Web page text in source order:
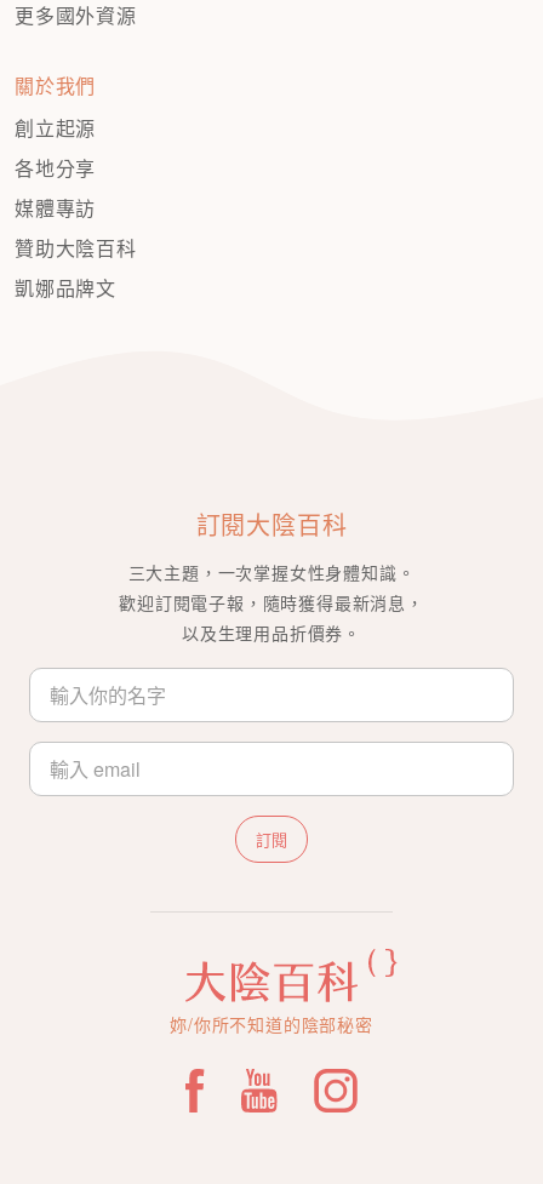
更多國外資源
關於我們
創立起源
各地分享
媒體專訪
贊助大陰百科
凱娜品牌文
訂閱大陰百科
三大主題，一次掌握女性身體知識。
歡迎訂閱電子報，隨時獲得最新消息，
以及生理用品折價券。
訂閱
妳/你所不知道的陰部秘密